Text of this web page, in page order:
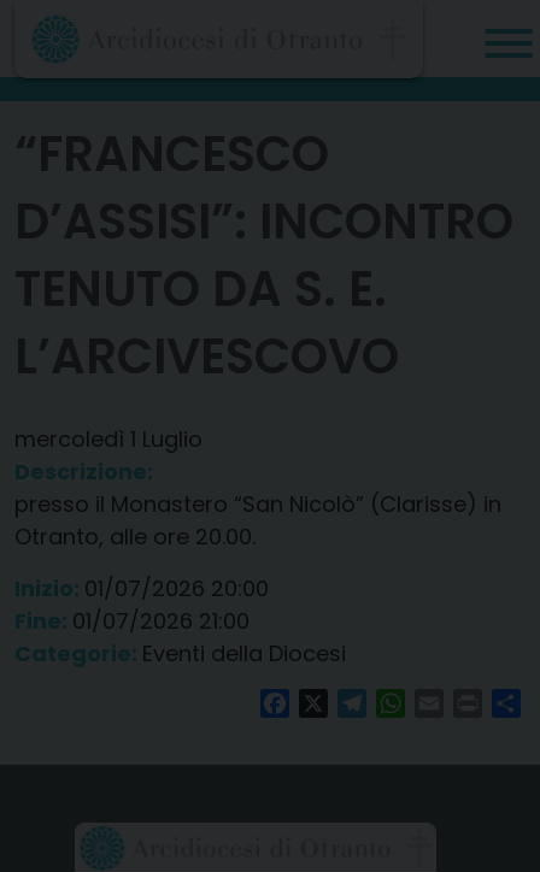
Skip
content
“FRANCESCO
D’ASSISI”: INCONTRO
TENUTO DA S. E.
L’ARCIVESCOVO
mercoledì 1 Luglio
Descrizione:
presso il Monastero “San Nicolò” (Clarisse) in
Otranto, alle ore 20.00.
Inizio: 01/07/2026 20:00
Fine: 01/07/2026 21:00
Categorie: Eventi della Diocesi
FacebookTelegramWhatsAppPrint